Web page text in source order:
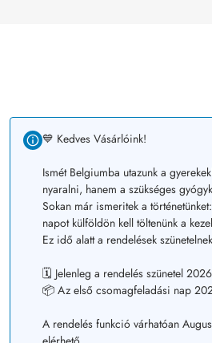
💙 Kedves Vásárlóink!
Ismét Belgiumba utazunk a
nyaralni, hanem a szükséges
Sokan már ismeritek a
napot külföldön kell töltenünk a
Ez idő alatt a rendelések
🗓️ Jelenleg a rendelés szünetel
📦 Az első csomagfeladási nap
A rendelés funkció várhatóan